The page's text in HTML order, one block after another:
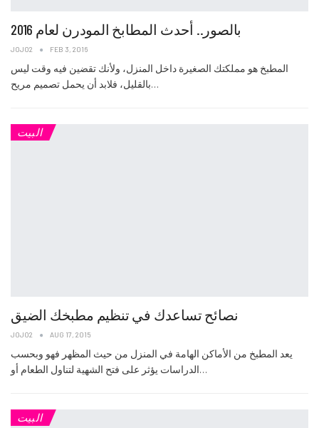
بالصور.. أحدث المطابخ المودرن لعام 2016
JOJO2 FEB 3, 2016
المطبخ هو مملكتك الصغيرة داخل المنزل، ولأنك تقضين فيه وقت ليس
بالقليل، فلابد أن يحمل تصميم مريح…
البيت
نصائح تساعدك في تنظيم مطبخك الضيق
JOJO2 AUG 17, 2015
يعد المطبخ من الأماكن الهامة في المنزل من حيث المظهر فهو وبحسب
الدراسات يؤثر على فتح الشهية لتناول الطعام أو…
البيت